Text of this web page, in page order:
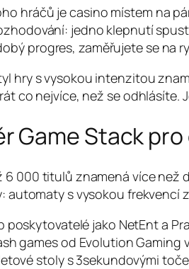
hráčů je casino místem na
jedno klepnutí
progres, zaměřujete se na
hry s vysokou intenzitou
co nejvíce, než se odhlásíte.
Game Stack
6 000 titulů znamená více než
automaty s vysokou frekvencí
poskytovatelé jako NetEnt a
games od Evolution Gaming
stoly s 3sekundovými